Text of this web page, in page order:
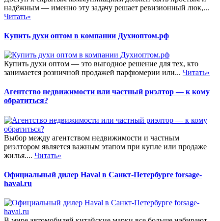
надёжным — именно эту задачу решает ревизионный люк,...
Читать»
Купить духи оптом в компании Духиоптом.рф
Купить духи оптом — это выгодное решение для тех, кто
занимается розничной продажей парфюмерии или... Читать»
Агентство недвижимости или частный риэлтор — к кому
обратиться?
Выбор между агентством недвижимости и частным
риэлтором является важным этапом при купле или продаже
жилья.... Читать»
Официальный дилер Haval в Санкт-Петербурге forsage-
haval.ru